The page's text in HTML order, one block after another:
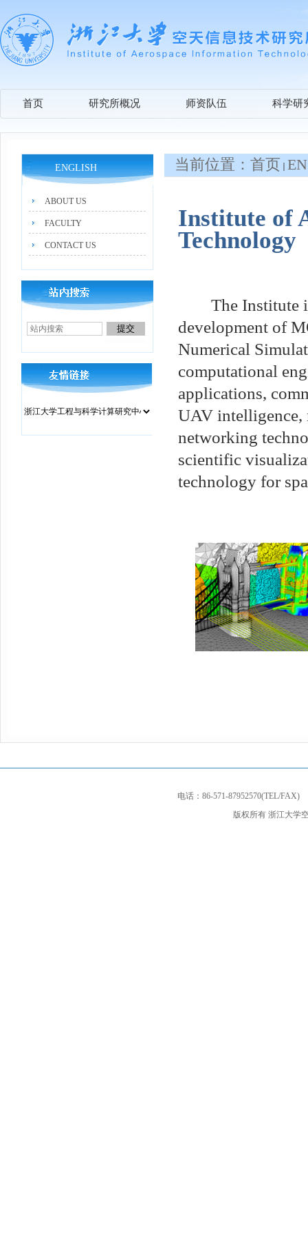
首页 研究所概况 师资队伍 科学研
ENGLISH
ABOUT US
FACULTY
CONTACT US
当前位置： 首页
Institute of
Technology
The Institute is
development of
Numerical
computational
applications,
UAV intelligence,
networking
scientific
technology for
电话：86-571-87952570(TEL/FAX)
版权所有 浙江大学